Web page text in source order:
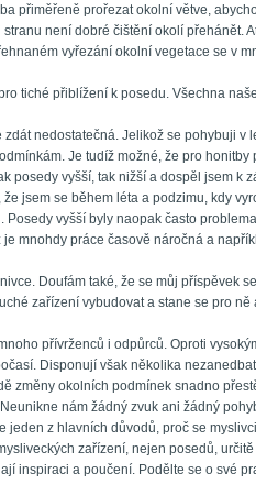
přiměřeně prořezat okolní větve,
není dobré čištění okolí přehánět.
vyřezání okolní vegetace se v
tiché přiblížení k posedu. Všechna
nedostatečná. Jelikož se pohybuji v
Je tudíž možné, že pro honitby
posedy vyšší, tak nižší a dospěl jsem k
jsem se během léta a podzimu, kdy
vyšší byly naopak často
mnohdy práce časově náročná a
Doufám také, že se můj příspěvek
zařízení vybudovat a stane se pro
přívrženců i odpůrců. Oproti
Disponují však několika
změny okolních podmínek snadno
nám žádný zvuk ani žádný
jeden z hlavních důvodů, proč se
zařízení, nejen posedů,
inspiraci a poučení. Podělte se o své